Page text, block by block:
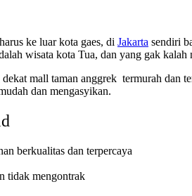
ke luar kota gaes, di Jakarta sendiri
wisata kota Tua, dan yang gak
mall taman anggrek termurah dan
dan mengasyikan.
berkualitas dan terpercaya
tidak mengontrak